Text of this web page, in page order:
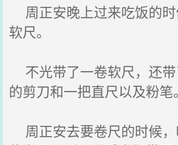
周正安晚上过来吃饭的
软尺。
不光带了一卷软尺，还
的剪刀和一把直尺以及粉笔。
周正安去要卷尺的时候